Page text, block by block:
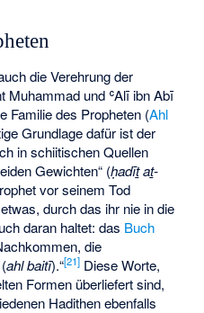
die Verehrung der
Muhammad und ʿAlī ibn Abī
Familie des Propheten (Ahl
Grundlage dafür ist der
in schiitischen Quellen
Gewichten“ (ḥadīṯ aṯ-
vor seinem Tod
durch das ihr nie in die
daran haltet: das Buch
die
ahl baitī).“[21] Diese Worte,
Formen überliefert sind,
Hadithen ebenfalls